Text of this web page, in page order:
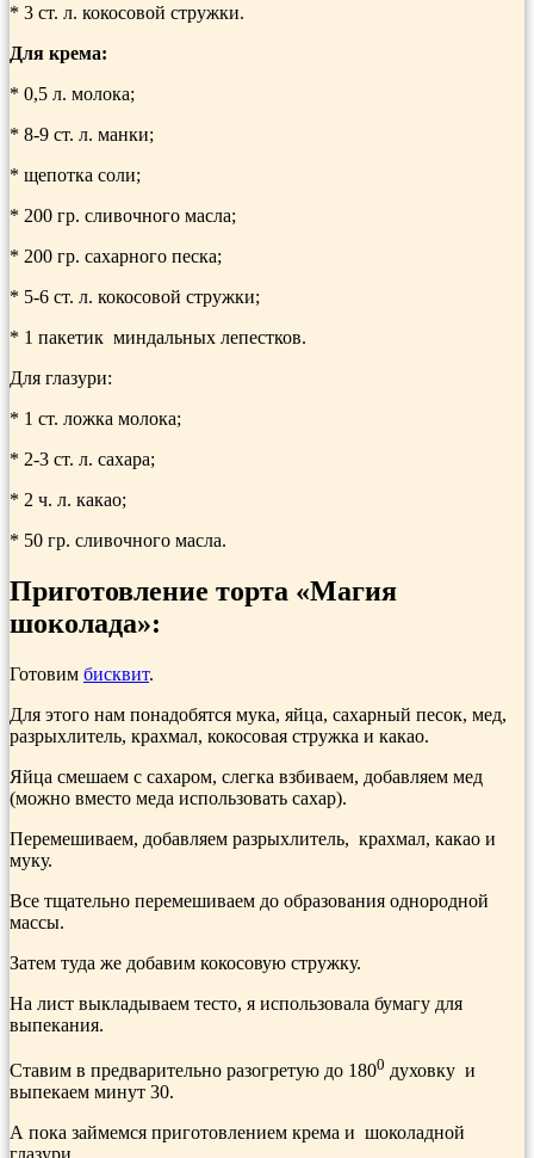
* 3 ст. л. кокосовой стружки.
Для крема:
* 0,5 л. молока;
* 8-9 ст. л. манки;
* щепотка соли;
* 200 гр. сливочного масла;
* 200 гр. сахарного песка;
* 5-6 ст. л. кокосовой стружки;
* 1 пакетик миндальных лепестков.
Для глазури:
* 1 ст. ложка молока;
* 2-3 ст. л. сахара;
* 2 ч. л. какао;
* 50 гр. сливочного масла.
Приготовление торта «Магия
шоколада»:
Готовим бисквит.
Для этого нам понадобятся мука, яйца, сахарный песок, мед,
разрыхлитель, крахмал, кокосовая стружка и какао.
Яйца смешаем с сахаром, слегка взбиваем, добавляем мед
(можно вместо меда использовать сахар).
Перемешиваем, добавляем разрыхлитель, крахмал, какао и
муку.
Все тщательно перемешиваем до образования однородной
массы.
Затем туда же добавим кокосовую стружку.
На лист выкладываем тесто, я использовала бумагу для
выпекания.
Ставим в предварительно разогретую до 1800 духовку и
выпекаем минут 30.
А пока займемся приготовлением крема и шоколадной
глазури.